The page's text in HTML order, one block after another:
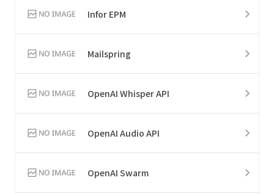
Infor EPM
Mailspring
OpenAI Whisper API
OpenAI Audio API
OpenAI Swarm